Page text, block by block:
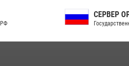
СЕРВЕР ОРГАНОВ
Государственной власти РФ